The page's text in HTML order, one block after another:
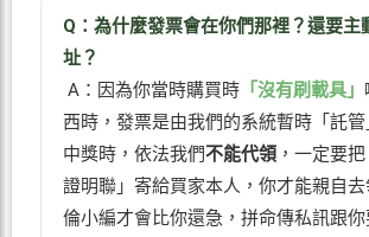
Q：為什麼發票會在你們那裡？還要主
址？
A：因為你當時購買時「沒有刷載具」
西時，發票是由我們的系統暫時「託
中獎時，依法我們不能代領，一定要
證明聯」寄給買家本人，你才能親自
倫小編才會比你還急，拼命傳私訊跟你